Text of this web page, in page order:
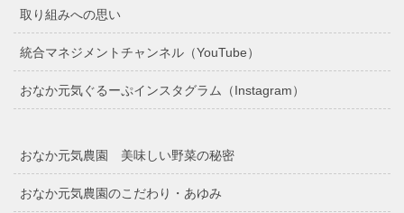
取り組みへの思い
統合マネジメントチャンネル（YouTube）
おなか元気ぐるーぷインスタグラム（Instagram）
おなか元気農園 美味しい野菜の秘密
おなか元気農園のこだわり・あゆみ